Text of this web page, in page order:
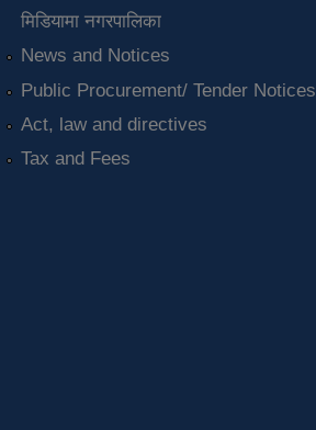
मिडियामा नगरपालिका
News and Notices
Public Procurement/ Tender Notices
Act, law and directives
Tax and Fees